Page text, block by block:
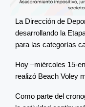
La Dirección de
desarrollando la
para las categorías
Hoy –miércoles 15-
realizó Beach Voley
Como parte del